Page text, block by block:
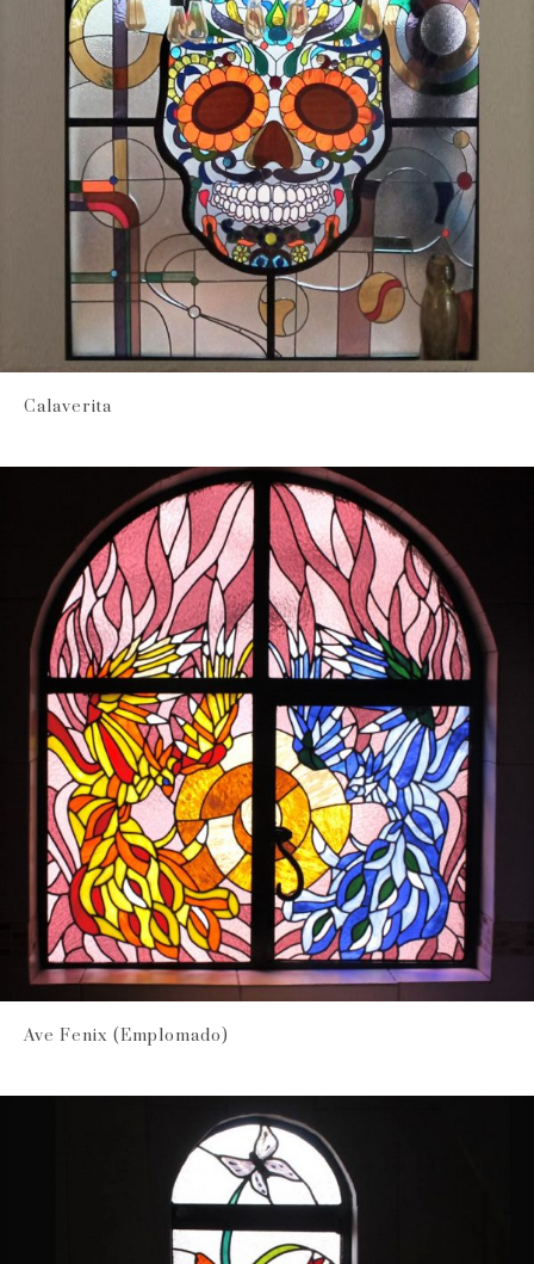
Calaverita
Ave Fenix (Emplomado)